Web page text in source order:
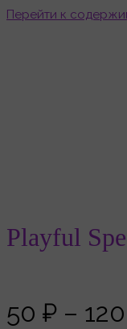
Перейти к
Playful
50 ₽ – 120